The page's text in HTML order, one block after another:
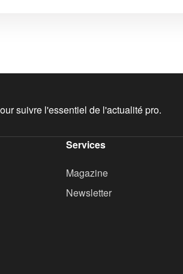
suivre l'essentiel de l'actualité pro.
Services
Magazine
Newsletter